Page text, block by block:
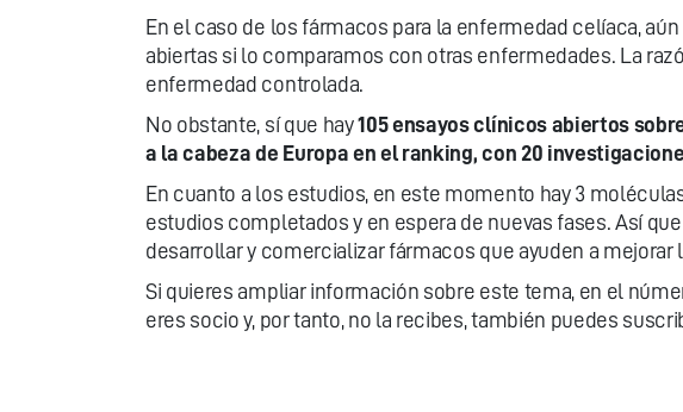
En el caso de los fármacos para la enfermedad celíaca,
abiertas si lo comparamos con otras enfermedades. La
enfermedad controlada.
No obstante, sí que hay105 ensayos clínicos abiertos
a la cabeza de Europa en el ranking, con 20
En cuanto a los estudios, en este momento hay 3
estudios completados y en espera de nuevas fases. Así
desarrollar y comercializar fármacos que ayuden a mejorar
Si quieres ampliar información sobre este tema, en el
eres socio y, por tanto, no la recibes, también puedes